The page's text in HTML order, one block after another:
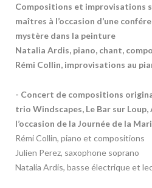
Compositions et improvisations
maîtres à l’occasion d’une
mystère dans la peinture
Natalia Ardis, piano, chant,
Rémi Collin, improvisations au
- Concert de compositions
trio Windscapes, Le Bar sur
l’occasion de la Journée de la
Rémi Collin, piano et compositions
Julien Perez, saxophone soprano
Natalia Ardis, basse électrique et